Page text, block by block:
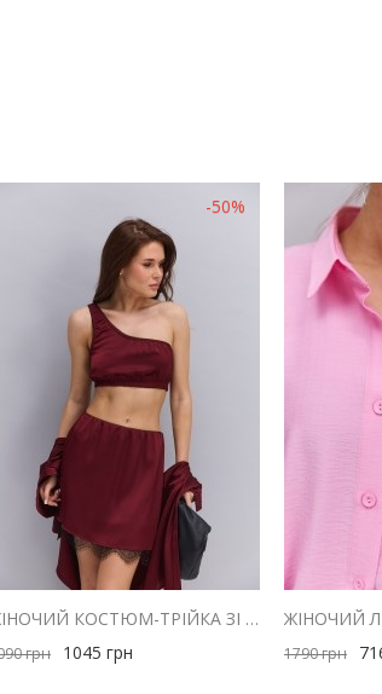
-50%
ЖІНОЧИЙ КОСТЮМ-ТРІЙКА ЗІ СПІДНИЦЕЮ САТИНОВИЙ БОРДОВОГО КОЛЬОРУ
грн 1045 грн 1790грн